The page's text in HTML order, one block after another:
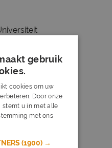
gebruik
cookies om uw
Door onze
stemt u in met alle
met ons
(1900) →